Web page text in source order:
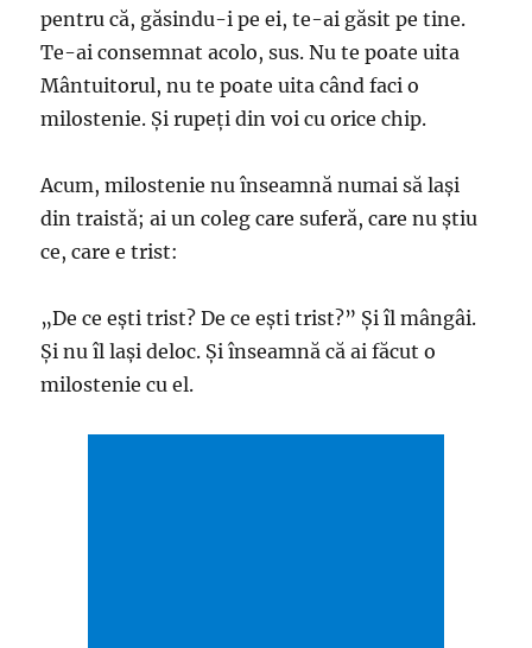
pentru că, găsindu-i pe ei, te-ai găsit pe tine.
Te-ai consemnat acolo, sus. Nu te poate uita
Mântuitorul, nu te poate uita când faci o
milostenie. Și rupeți din voi cu orice chip.
Acum, milostenie nu înseamnă numai să lași
din traistă; ai un coleg care suferă, care nu știu
ce, care e trist:
„De ce ești trist? De ce ești trist?” Și îl mângâi.
Și nu îl lași deloc. Și înseamnă că ai făcut o
milostenie cu el.